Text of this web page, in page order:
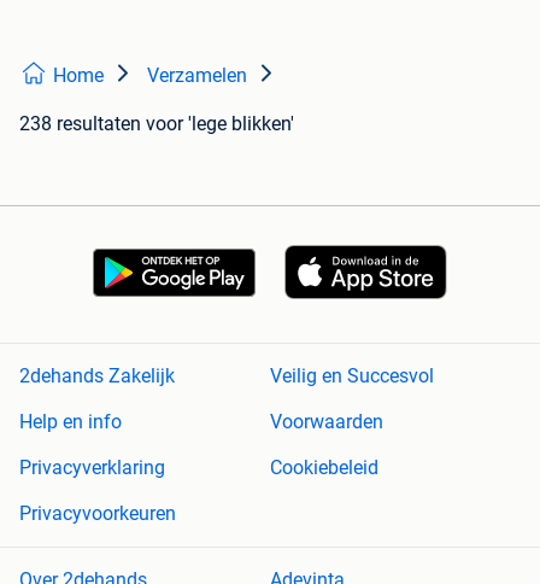
Home Verzamelen
238 resultaten voor 'lege blikken'
2dehands Zakelijk
Veilig en Succesvol
Help en info
Voorwaarden
Privacyverklaring
Cookiebeleid
Privacyvoorkeuren